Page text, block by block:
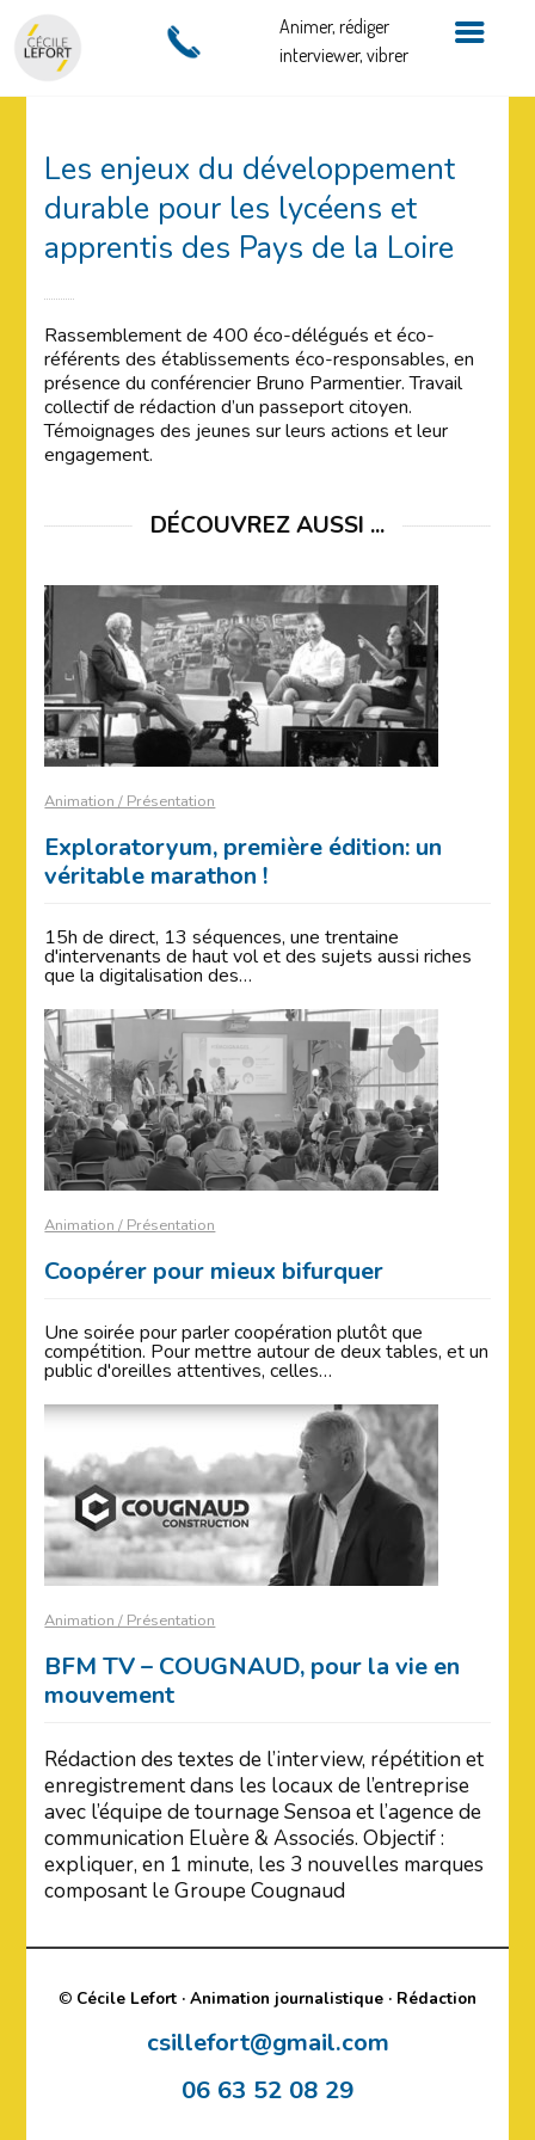
Les enjeux du développement
durable pour les lycéens et
apprentis des Pays de la Loire
Rassemblement de 400 éco-délégués et éco-
référents des établissements éco-responsables, en
présence du conférencier Bruno Parmentier. Travail
collectif de rédaction d’un passeport citoyen.
Témoignages des jeunes sur leurs actions et leur
engagement.
DÉCOUVREZ AUSSI ...
Animation / Présentation
Exploratoryum, première édition: un
véritable marathon !
15h de direct, 13 séquences, une trentaine
d'intervenants de haut vol et des sujets aussi riches
que la digitalisation des…
Animation / Présentation
Coopérer pour mieux bifurquer
Une soirée pour parler coopération plutôt que
compétition. Pour mettre autour de deux tables, et un
public d'oreilles attentives, celles…
Animation / Présentation
BFM TV – COUGNAUD, pour la vie en
mouvement
Rédaction des textes de l’interview, répétition et
enregistrement dans les locaux de l’entreprise
avec l’équipe de tournage Sensoa et l’agence de
communication Eluère & Associés. Objectif :
expliquer, en 1 minute, les 3 nouvelles marques
composant le Groupe Cougnaud
© Cécile Lefort · Animation journalistique · Rédaction
csillefort@gmail.com
06 63 52 08 29
Animer, rédiger
interviewer, vibrer